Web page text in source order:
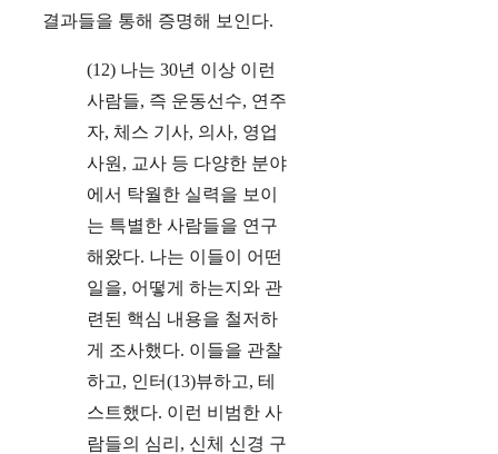
결과들을 통해 증명해 보인다.
(12) 나는 30년 이상 이런
사람들, 즉 운동선수, 연주
자, 체스 기사, 의사, 영업
사원, 교사 등 다양한 분야
에서 탁월한 실력을 보이
는 특별한 사람들을 연구
해왔다. 나는 이들이 어떤
일을, 어떻게 하는지와 관
련된 핵심 내용을 철저하
게 조사했다. 이들을 관찰
하고, 인터(13)뷰하고, 테
스트했다. 이런 비범한 사
람들의 심리, 신체 신경 구